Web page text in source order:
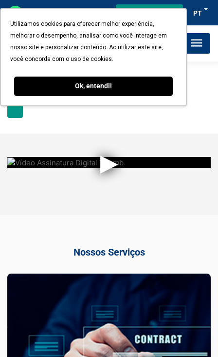
Utilizamos cookies para oferecer melhor experiência,
melhorar o desempenho, analisar como você interage em
nosso site e personalizar conteúdo. Ao utilizar este site,
você concorda com o uso de cookies.
Ok, entendi!
PT
Planos e Preços
▶
Nossos Serviços